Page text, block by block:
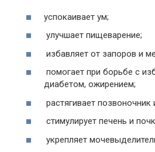
успокаивает ум;
улучшает пищеварение;
избавляет от запоров и
помогает при борьбе с
диабетом, ожирением;
растягивает позвоночник
стимулирует печень и
укрепляет